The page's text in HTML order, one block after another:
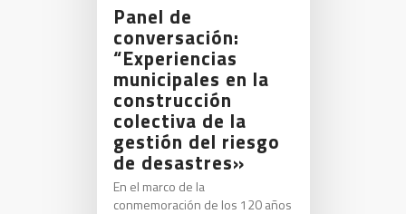
Panel de
conversación:
“Experiencias
municipales en la
construcción
colectiva de la
gestión del riesgo
de desastres»
En el marco de la
conmemoración de los 120 años